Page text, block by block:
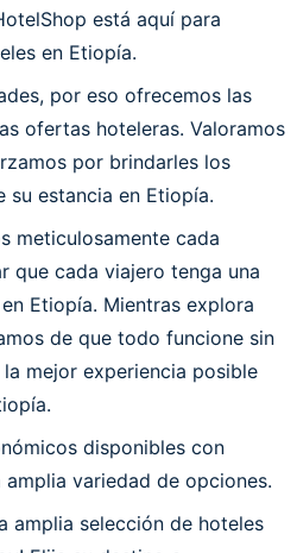
está aquí para
en Etiopía.
por eso ofrecemos las
ofertas hoteleras. Valoramos
por brindarles los
su estancia en Etiopía.
meticulosamente cada
que cada viajero tenga una
Etiopía. Mientras explora
de que todo funcione sin
mejor experiencia posible
disponibles con
variedad de opciones.
amplia selección de hoteles